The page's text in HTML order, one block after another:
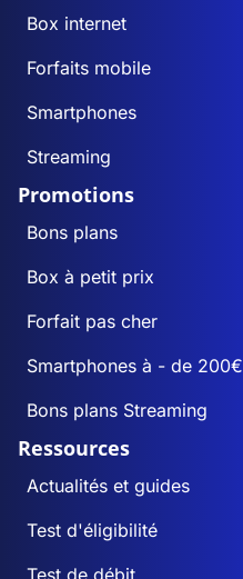
Box internet
Forfaits mobile
Smartphones
Streaming
Promotions
Bons plans
Box à petit prix
Forfait pas cher
Smartphones à - de 200€
Bons plans Streaming
Ressources
Actualités et guides
Test d'éligibilité
Test de débit